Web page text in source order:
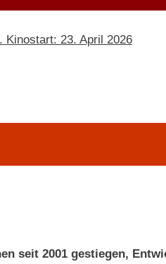
seit 2001 gestiegen,